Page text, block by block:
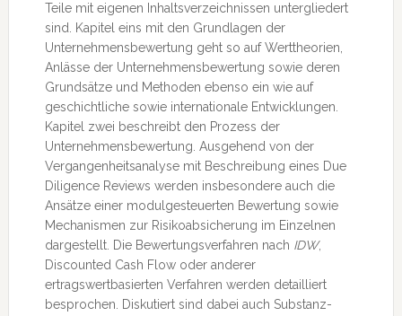
Teile mit eigenen Inhaltsverzeichnissen untergliedert
sind. Kapitel eins mit den Grundlagen der
Unternehmensbewertung geht so auf Werttheorien,
Anlässe der Unternehmensbewertung sowie deren
Grundsätze und Methoden ebenso ein wie auf
geschichtliche sowie internationale Entwicklungen.
Kapitel zwei beschreibt den Prozess der
Unternehmensbewertung. Ausgehend von der
Vergangenheitsanalyse mit Beschreibung eines Due
Diligence Reviews werden insbesondere auch die
Ansätze einer modulgesteuerten Bewertung sowie
Mechanismen zur Risikoabsicherung im Einzelnen
dargestellt. Die Bewertungsverfahren nach IDW,
Discounted Cash Flow oder anderer
ertragswertbasierten Verfahren werden detailliert
besprochen. Diskutiert sind dabei auch Substanz-